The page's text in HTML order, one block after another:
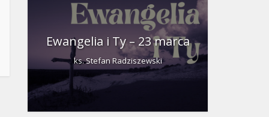
Ewangelia i Ty – 23 marca
ks. Stefan Radziszewski